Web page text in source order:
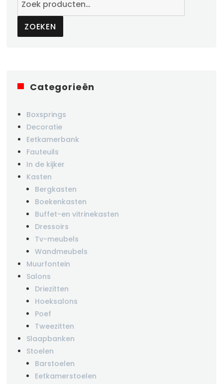
ZOEKEN
Categorieën
Boxsprings
Decoratie
Eetkamerbank
Fauteuils
In de kijker
Kasten
Bergkasten
Boekenkasten
Buffet-en vitrinekasten
Dressoirs
Tv-meubels
Wandmeubels
Muurfontein
Salons
Driezitten
Hoeksalons
Poef
Tweezitten
Slaapbanken
Stoelen
Barstoelen
Eetkamerstoelen